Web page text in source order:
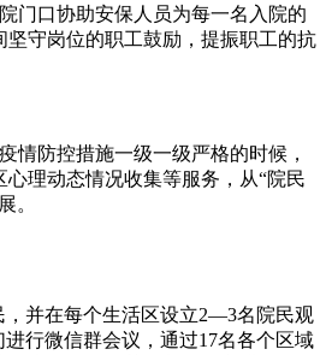
门口协助安保人员为每一名入院的
守岗位的职工鼓励，提振职工的抗
情防控措施一级一级严格的时候，
理动态情况收集等服务，从“院民
。
，并在每个生活区设立2—3名院民观
行微信群会议，通过17名各个区域